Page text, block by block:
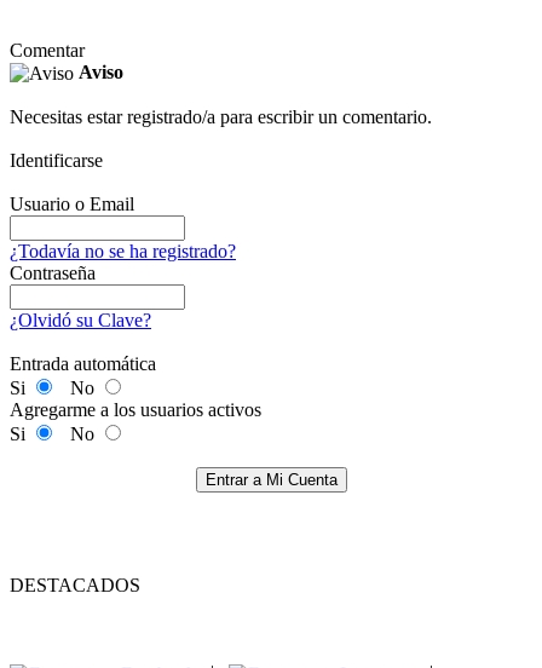
Comentar
Aviso
Necesitas estar registrado/a para escribir un comentario.
Identificarse
Usuario o Email
¿Todavía no se ha registrado?
Contraseña
¿Olvidó su Clave?
Entrada automática
Si
No
Agregarme a los usuarios activos
Si
No
Entrar a Mi Cuenta
DESTACADOS